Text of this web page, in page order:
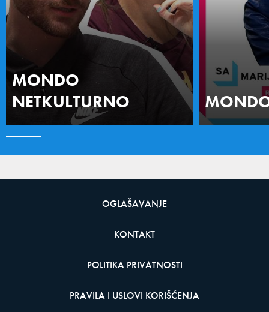
MONDO
NETKULTURNO
OGLAŠAVANJE
KONTAKT
POLITIKA PRIVATNOSTI
PRAVILA I USLOVI KORIŠĆENJA